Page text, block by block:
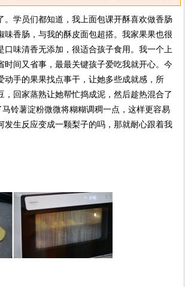
学员们都知道，我上面包课开酥喜欢做香肠
香肠，与我的酥皮面包超搭。我家果果也很
味清香无添加，很适合孩子食用。我一个上
间又省事，最最关键孩子爱吃我就开心。今
手的果果找点事干，让她多些成就感，所
回家蒸熟让她帮忙捣成泥，然后趁热混合了
铃薯淀粉微微将糊糊调稠一点，这样更容易
生反应变成一颗梨子的吗，那就耐心跟着我